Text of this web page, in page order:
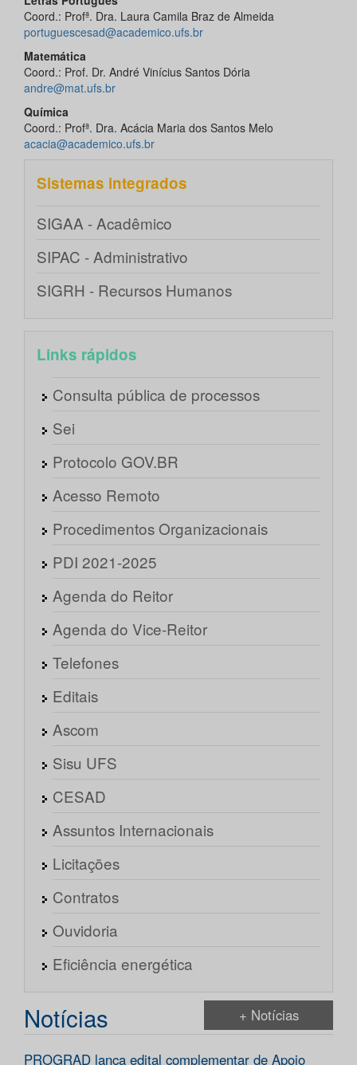
Coord.: Profª. Dra. Laura Camila Braz de Almeida
portuguescesad@academico.ufs.br
Matemática
Coord.: Prof. Dr. André Vinícius Santos Dória
andre@mat.ufs.br
Química
Coord.: Profª. Dra. Acácia Maria dos Santos Melo
acacia@academico.ufs.br
Sistemas integrados
SIGAA - Acadêmico
SIPAC - Administrativo
SIGRH - Recursos Humanos
Links rápidos
Consulta pública de processos
Sei
Protocolo GOV.BR
Acesso Remoto
Procedimentos Organizacionais
PDI 2021-2025
Agenda do Reitor
Agenda do Vice-Reitor
Telefones
Editais
Ascom
Sisu UFS
CESAD
Assuntos Internacionais
Licitações
Contratos
Ouvidoria
Eficiência energética
Notícias + Notícias
PROGRAD lança edital complementar de Apoio